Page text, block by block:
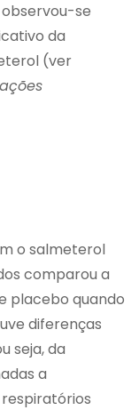
se
da
(ver
o salmeterol
comparou a
placebo quando
diferenças
seja, da
a